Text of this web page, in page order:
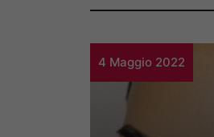
4 Maggio 2022